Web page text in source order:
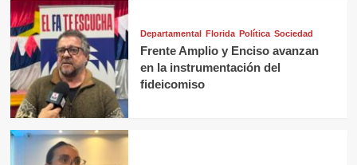
Departamental Florida Política Sociedad
Frente Amplio y Enciso avanzan
en la instrumentación del
fideicomiso